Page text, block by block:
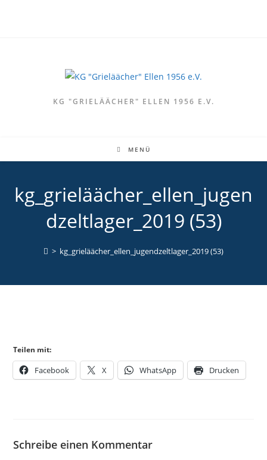
KG "GRIELÄÄCHER" ELLEN 1956 E.V.
MENÜ
kg_grieläächer_ellen_jugen
dzeltlager_2019 (53)
> kg_grieläächer_ellen_jugendzeltlager_2019 (53)
Teilen mit:
Facebook X WhatsApp Drucken
Schreibe einen Kommentar